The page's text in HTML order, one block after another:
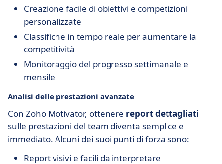
Creazione facile di obiettivi e competizioni
personalizzate
Classifiche in tempo reale per aumentare la
competitività
Monitoraggio del progresso settimanale e
mensile
Analisi delle prestazioni avanzate
Con Zoho Motivator, ottenere report dettagliati
sulle prestazioni del team diventa semplice e
immediato. Alcuni dei suoi punti di forza sono:
Report visivi e facili da interpretare